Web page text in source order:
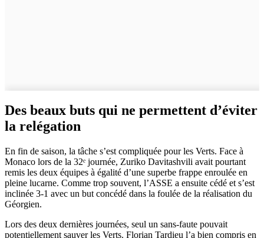
Des beaux buts qui ne permettent d’éviter
la relégation
En fin de saison, la tâche s’est compliquée pour les Verts. Face à
Monaco lors de la 32ᵉ journée, Zuriko Davitashvili avait pourtant
remis les deux équipes à égalité d’une superbe frappe enroulée en
pleine lucarne. Comme trop souvent, l’ASSE a ensuite cédé et s’est
inclinée 3-1 avec un but concédé dans la foulée de la réalisation du
Géorgien.
Lors des deux dernières journées, seul un sans-faute pouvait
potentiellement sauver les Verts. Florian Tardieu l’a bien compris en